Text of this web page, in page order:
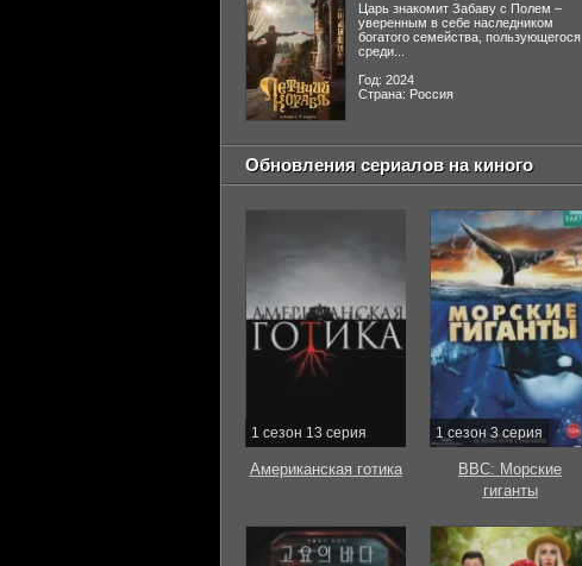
Царь знакомит Забаву с Полем –
уверенным в себе наследником
богатого семейства, пользующегося
среди...
Год: 2024
Страна: Россия
Обновления сериалов на киного
1 сезон 13 серия
Американская готика
1 сезон 3 серия
BBC: Морские
гиганты